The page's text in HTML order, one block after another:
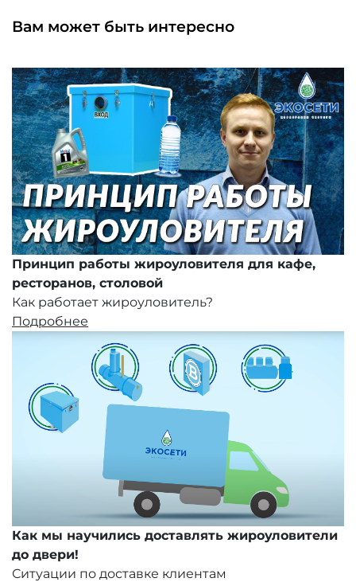
Вам может быть интересно
Принцип работы жироуловителя для кафе,
ресторанов, столовой
Как работает жироуловитель?
Подробнее
Как мы научились доставлять жироуловители
до двери!
Ситуации по доставке клиентам